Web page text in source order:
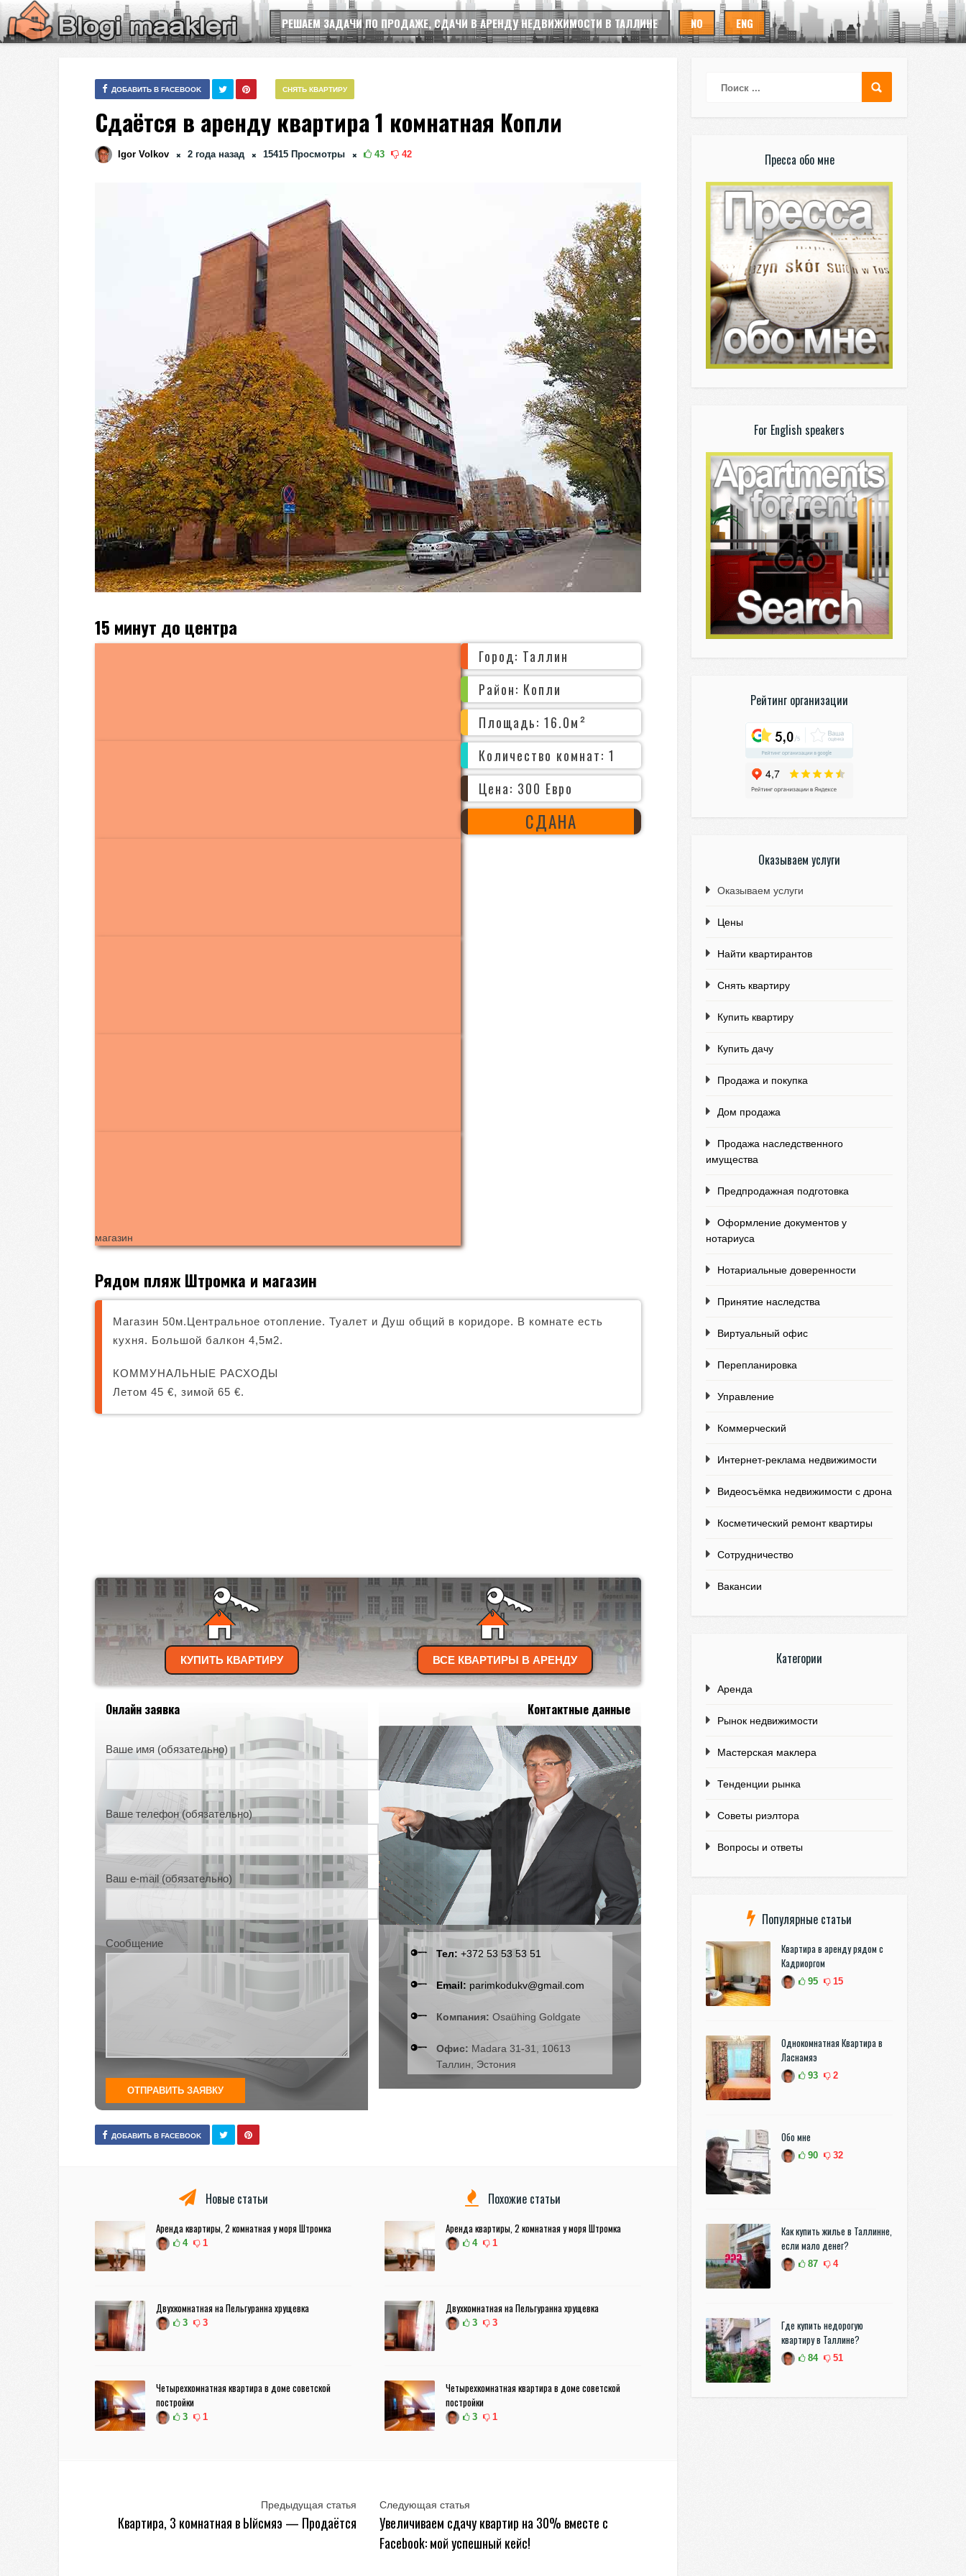
РЕШАЕМ ЗАДАЧИ ПО ПРОДАЖЕ, СДАЧИ В АРЕНДУ НЕДВИЖИМОСТИ В ТАЛЛИНЕ NO ENG
СНЯТЬ КВАРТИРУ
ДОБАВИТЬ В FACEBOOK
Сдаётся в аренду квартира 1 комнатная Копли
Igor Volkov 2 года назад 15415 Просмотры 43 42
15 минут до центра
Город: Таллин
Район: Копли
Площадь: 16.0м²
Количество комнат: 1
Цена: 300 Евро
СДАНА
магазин
Рядом пляж Штромка и магазин
Магазин 50м.Центральное отопление. Туалет и Душ общий в коридоре. В комнате есть
кухня. Большой балкон 4,5м2.
КОММУНАЛЬНЫЕ РАСХОДЫ
Летом 45 €, зимой 65 €.
ВСЕ КВАРТИРЫ В АРЕНДУ
КУПИТЬ КВАРТИРУ
Онлайн заявка
Ваше имя (обязательно)
Ваше телефон (обязательно)
Ваш e-mail (обязательно)
Сообщение
Контактные данные
Тел: +372 53 53 53 51
Email: parimkodukv@gmail.com
Компания: Osaühing Goldgate
Офис: Madara 31-31, 10613
Таллин, Эстония
ДОБАВИТЬ В FACEBOOK
Новые статьи
Аренда квартиры, 2 комнатная у моря Штромка
4 1
Двухкомнатная на Пельгуранна хрущевка
3 3
Четырехкомнатная квартира в доме советской
постройки
3 1
Похожие статьи
Аренда квартиры, 2 комнатная у моря Штромка
4 1
Двухкомнатная на Пельгуранна хрущевка
3 3
Четырехкомнатная квартира в доме советской
постройки
3 1
Предыдущая статья
Квартира, 3 комнатная в Ыйсмяэ — Продаётся
Следующая статья
Увеличиваем сдачу квартир на 30% вместе с
Facebook: мой успешный кейс!
Пресса обо мне
For English speakers
Рейтинг организации
Оказываем услуги
Оказываем услуги
Цены
Найти квартирантов
Снять квартиру
Купить квартиру
Купить дачу
Продажа и покупка
Дом продажа
Продажа наследственного
имущества
Предпродажная подготовка
Оформление документов у
нотариуса
Нотариальные доверенности
Принятие наследства
Виртуальный офис
Перепланировка
Управление
Коммерческий
Интернет-реклама недвижимости
Видеосъёмка недвижимости с дрона
Косметический ремонт квартиры
Сотрудничество
Вакансии
Категории
Аренда
Рынок недвижимости
Мастерская маклера
Тенденции рынка
Советы риэлтора
Вопросы и ответы
Популярные статьи
Квартира в аренду рядом с
Кадриоргом
95 15
Однокомнатная Квартира в
Ласнамяэ
93 2
Обо мне
90 32
Как купить жилье в Таллинне,
если мало денег?
87 4
Где купить недорогую
квартиру в Таллине?
84 51